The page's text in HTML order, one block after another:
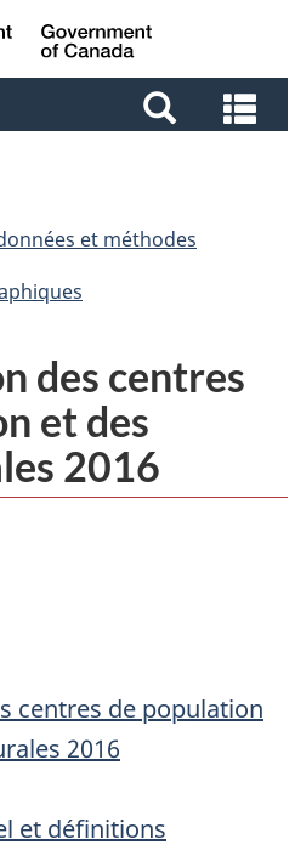
Aller
au
Aller
au
Passer
à
et
et méthodes
des centres
et des
2016
centres de population
2016
et définitions